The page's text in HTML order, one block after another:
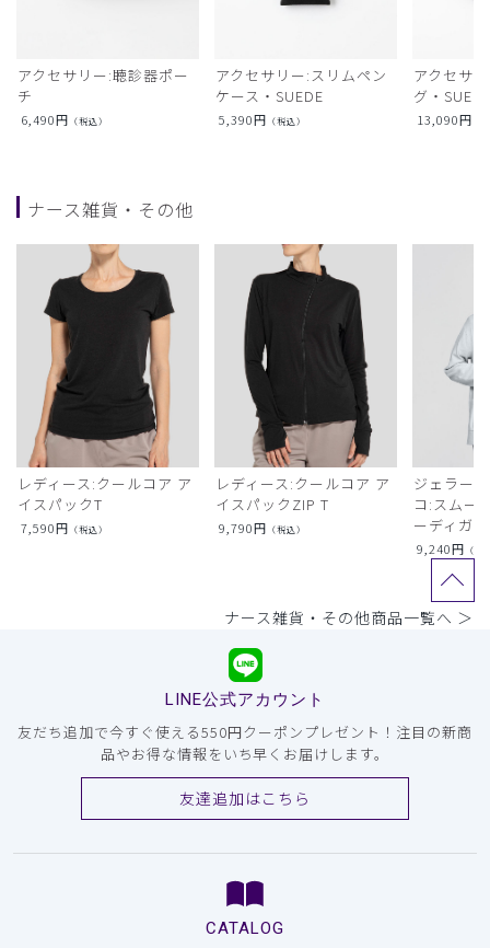
アクセサリー:聴診器ポー
チ
6,490円 （税込）
アクセサリー:スリムペン
ケース・SUEDE
5,390円 （税込）
アクセサ
グ・
13,090円
ナース雑貨・その他
レディース:クールコア ア
イスパックT
7,590円 （税込）
レディース:クールコア ア
イスパックZIP T
9,790円 （税込）
ジェラー
コ:スムー
ーディガン
9,240円 （税
ナース雑貨・その他商品一覧へ ＞
LINE公式アカウント
友だち追加で今すぐ使える550円クーポンプレゼント！注目の新商
品やお得な情報をいち早くお届けします。
友達追加はこちら
CATALOG